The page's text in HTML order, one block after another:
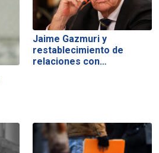
Jaime Gazmuri y
restablecimiento de
relaciones con…